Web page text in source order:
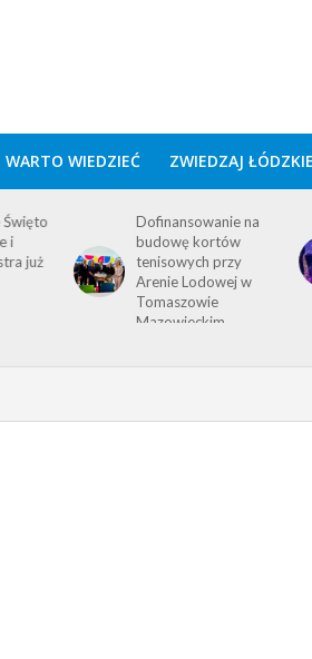
WARTO WIEDZIEĆ ZWIEDZAJ
Święto
i
już
Dofinansowanie na
budowę kortów
tenisowych przy
Arenie Lodowej w
Tomaszowie
Mazowieckim